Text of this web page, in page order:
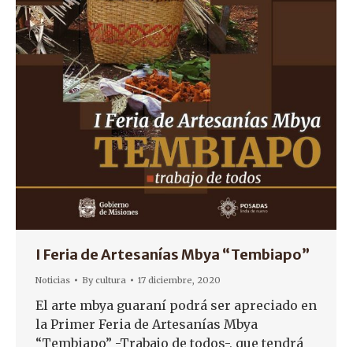
I Feria de Artesanías Mbya “Tembiapo”
Noticias Bycultura 17 diciembre, 2020
El arte mbya guaraní podrá ser apreciado en
la Primer Feria de Artesanías Mbya
“Tembiapo” -Trabajo de todos-, que tendrá